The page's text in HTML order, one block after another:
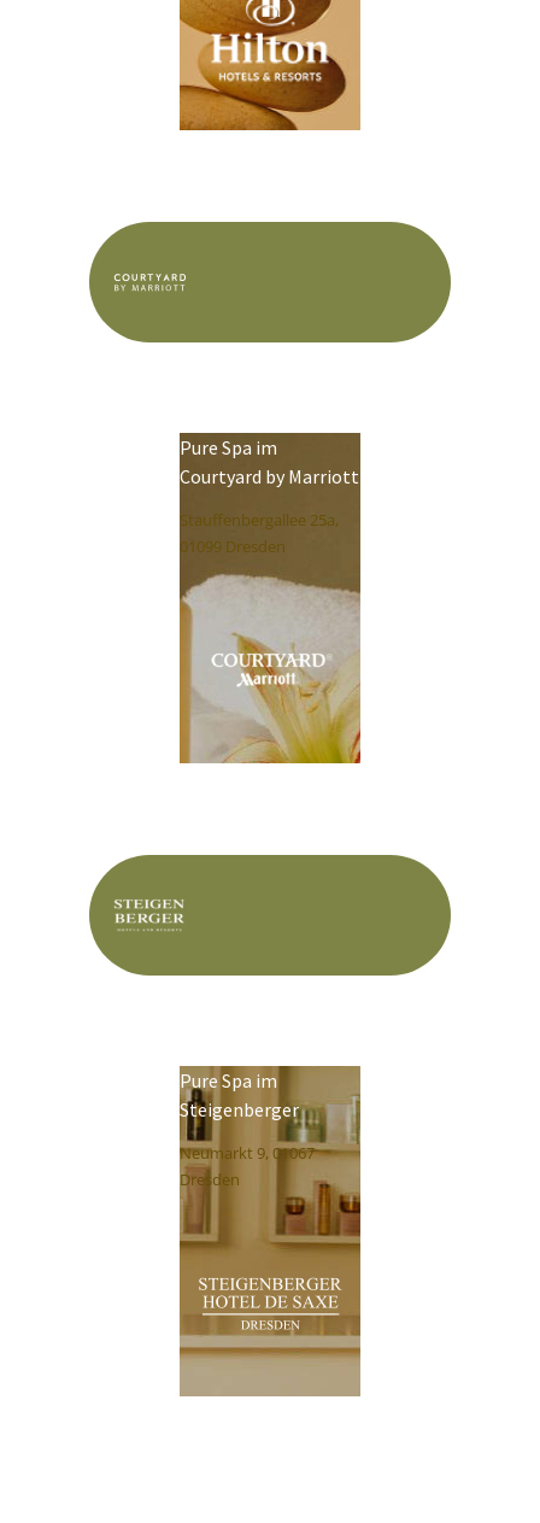
Pure Spa im
Courtyard by Marriott
Stauffenbergallee 25a,
01099 Dresden
Pure Spa im
Steigenberger
Neumarkt 9, 01067
Dresden